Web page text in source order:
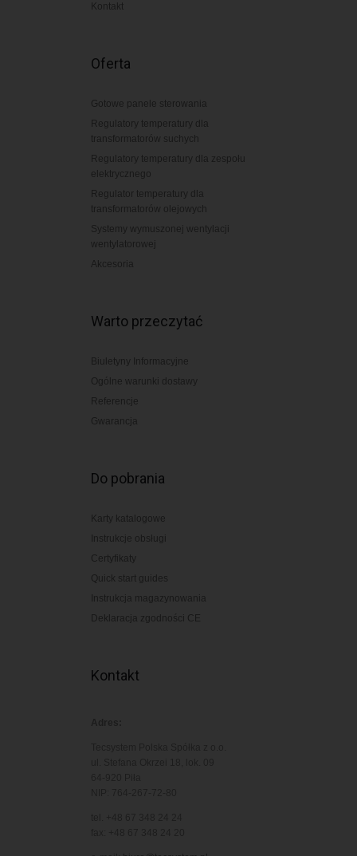
Kontakt
Oferta
Gotowe panele sterowania
Regulatory temperatury dla
transformatorów suchych
Regulatory temperatury dla zespołu
elektrycznego
Regulator temperatury dla
transformatorów olejowych
Systemy wymuszonej wentylacji
wentylatorowej
Akcesoria
Warto przeczytać
Biuletyny Informacyjne
Ogólne warunki dostawy
Referencje
Gwarancja
Do pobrania
Karty katalogowe
Instrukcje obsługi
Certyfikaty
Quick start guides
Instrukcja magazynowania
Deklaracja zgodności CE
Kontakt